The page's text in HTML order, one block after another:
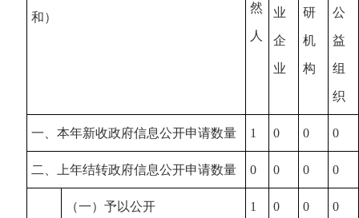
和）
然
人
业
企
业
研
机
构
公
益
组
织
一、本年新收政府信息公开申请数量 1 0 0 0
二、上年结转政府信息公开申请数量 0 0 0 0
（一）予以公开 1 0 0 0